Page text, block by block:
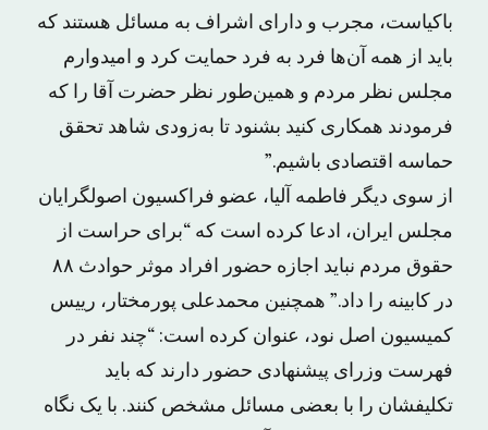
باکیاست، مجرب و دارای اشراف به مسائل هستند که
باید از همه آن‌ها فرد به فرد حمایت کرد و امیدوارم
مجلس نظر مردم و همین‌طور نظر حضرت آقا را که
فرمودند همکاری کنید بشنود تا به‌زودی شاهد تحقق
حماسه اقتصادی باشیم.”
از سوی دیگر فاطمه آلیا، عضو فراکسیون اصولگرایان
مجلس ایران، ادعا کرده است که “برای حراست از
حقوق مردم نباید اجازه حضور افراد موثر حوادث ۸۸
در کابینه را داد.” همچنین محمدعلی پورمختار، رییس
کمیسیون اصل نود، عنوان کرده است: “چند نفر در
فهرست وزرای پیشنهادی حضور دارند که باید
تکلیفشان را با بعضی مسائل مشخص کنند. با یک نگاه